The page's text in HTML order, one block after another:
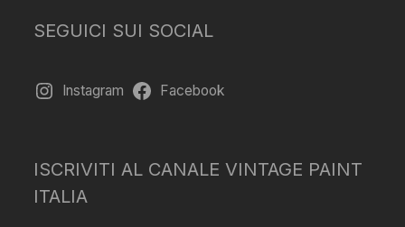
SEGUICI SUI SOCIAL
Instagram Facebook
ISCRIVITI AL CANALE VINTAGE PAINT
ITALIA